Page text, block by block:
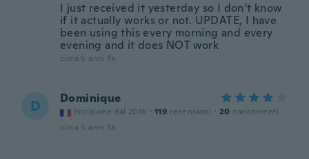
I just received it yesterday so I don’t know
if it actually works or not. UPDATE, I have
been using this every morning and every
evening and it does NOT work
circa 5 anni fa
D Dominique
Iscrizione dal 2016 · 119 recensioni · 20 caricamenti
circa 5 anni fa